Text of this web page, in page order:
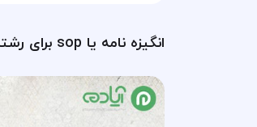
انگیزه نامه یا sop برای رشته معماری